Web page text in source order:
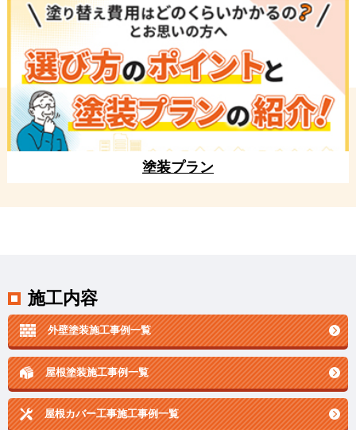
塗装プラン
施工内容
外壁塗装施工事例一覧
屋根塗装施工事例一覧
屋根カバー工事施工事例一覧